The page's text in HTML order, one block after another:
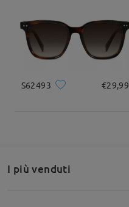
S62493 €29,99
I più venduti